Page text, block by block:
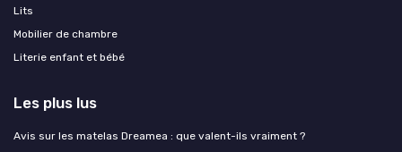
Lits
Mobilier de chambre
Literie enfant et bébé
Les plus lus
Avis sur les matelas Dreamea : que valent-ils vraiment ?